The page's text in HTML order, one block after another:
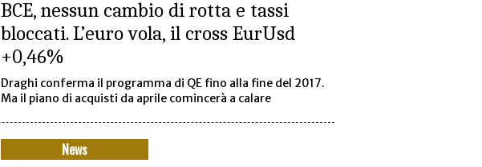
BCE, nessun cambio di rotta e tassi
bloccati. L’euro vola, il cross EurUsd
+0,46%
Draghi conferma il programma di QE fino alla fine del 2017.
Ma il piano di acquisti da aprile comincerà a calare
News